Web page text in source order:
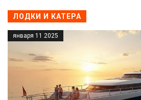
ЛОДКИ И КАТЕРА
января 11 2025